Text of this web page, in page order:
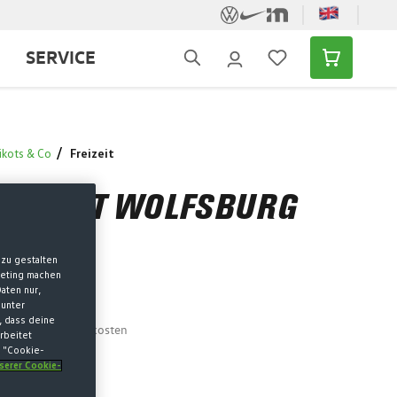
SERVICE
& Co Freizeit
SHIRT WOLFSBURG
zzgl. Versandkosten
verfügbar
gestalten
machen
nur,
dass deine
"Cookie-
Cookie-